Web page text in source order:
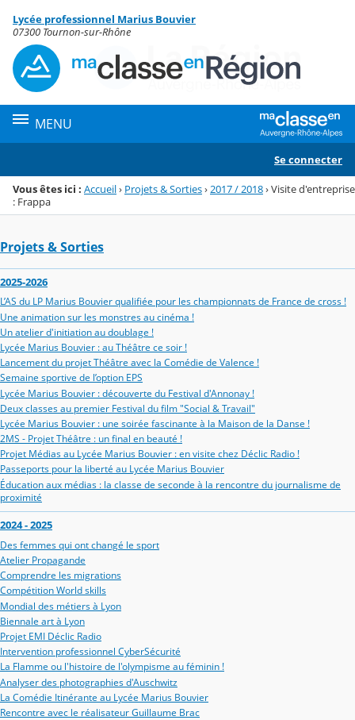
Menu de la rubrique
Contenu
Lycée professionnel Marius Bouvier
07300 Tournon-sur-Rhône
MENU
Se connecter
Vous êtes ici : Accueil› Projets & Sorties› 2017 / 2018›Visite d'entreprise
: Frappa
Projets & Sorties
2025-2026
L’AS du LP Marius Bouvier qualifiée pour les championnats de France de cross !
Une animation sur les monstres au cinéma !
Un atelier d'initiation au doublage !
Lycée Marius Bouvier : au Théâtre ce soir !
Lancement du projet Théâtre avec la Comédie de Valence !
Semaine sportive de l’option EPS
Lycée Marius Bouvier : découverte du Festival d'Annonay !
Deux classes au premier Festival du film "Social & Travail"
Lycée Marius Bouvier : une soirée fascinante à la Maison de la Danse !
2MS - Projet Théâtre : un final en beauté !
Projet Médias au Lycée Marius Bouvier : en visite chez Déclic Radio !
Passeports pour la liberté au Lycée Marius Bouvier
Éducation aux médias : la classe de seconde à la rencontre du journalisme de
proximité
2024 - 2025
Des femmes qui ont changé le sport
Atelier Propagande
Comprendre les migrations
Compétition World skills
Mondial des métiers à Lyon
Biennale art à Lyon
Projet EMI Déclic Radio
Intervention professionnel CyberSécurité
La Flamme ou l'histoire de l'olympisme au féminin !
Analyser des photographies d'Auschwitz
La Comédie Itinérante au Lycée Marius Bouvier
Rencontre avec le réalisateur Guillaume Brac